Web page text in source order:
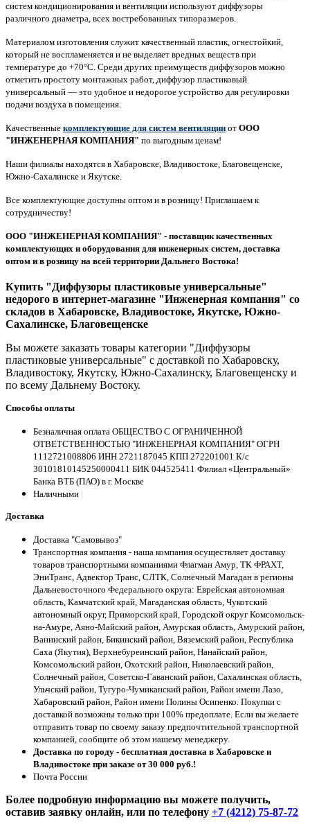
систем кондиционирования и вентиляции используют диффузоры
различного диаметра, всех востребованных типоразмеров.
Материалом изготовления служит качественный пластик, огнестойкий,
который не воспламеняется и не выделяет вредных веществ при
температуре до +70°С. Среди других преимуществ диффузоров можно
отметить простоту монтажных работ, диффузор пластиковый
универсальный — это удобное и недорогое устройство для регулировки
подачи воздуха в помещения.
Качественные комплектующие для систем вентиляции от ООО
"ИНЖЕНЕРНАЯ КОМПАНИЯ" по выгодным ценам!
Наши филиалы находятся в Хабаровске, Владивостоке, Благовещенске,
Южно-Сахалинске и Якутске.
Все комплектующие доступны оптом и в розницу! Приглашаем к
сотрудничеству!
ООО "ИНЖЕНЕРНАЯ КОМПАНИЯ" - поставщик качественных
комплектующих и оборудования для инженерных систем, доставка
оптом и в розницу на всей территории Дальнего Востока!
Купить "Диффузоры пластиковые универсальные"
недорого в интернет-магазине "Инженерная компания" со
складов в Хабаровске, Владивостоке, Якутске, Южно-
Сахалинске, Благовещенске
Вы можете заказать товары категории "Диффузоры
пластиковые универсальные" с доставкой по Хабаровску,
Владивостоку, Якутску, Южно-Сахалинску, Благовещенску и
по всему Дальнему Востоку.
Способы оплаты
Безналичная оплата ОБЩЕСТВО С ОГРАНИЧЕННОЙ
ОТВЕТСТВЕННОСТЬЮ "ИНЖЕНЕРНАЯ КОМПАНИЯ" ОГРН
1112721008806 ИНН 2721187045 КПП 272201001 К/с
30101810145250000411 БИК 044525411 Филиал «Центральный»
Банка ВТБ (ПАО) в г. Москве
Наличными
Доставка
Доставка "Самовывоз"
Транспортная компания - наша компания осуществляет доставку
товаров транспортными компаниями Флагман Амур, ТК ФРАХТ,
ЭниТранс, Адвектор Транс, СЛТК, Солнечный Магадан в регионы
Дальневосточного Федерального округа: Еврейская автономная
область, Камчатский край, Магаданская область, Чукотский
автономный округ, Приморский край, Городской округ Комсомольск-
на-Амуре, Аяно-Майский район, Амурская область, Амурский район,
Ванинский район, Бикинский район, Вяземский район, Республика
Саха (Якутия), Верхнебуреинский район, Нанайский район,
Комсомольский район, Охотский район, Николаевский район,
Солнечный район, Советско-Гаванский район, Сахалинская область,
Ульчский район, Тугуро-Чумиканский район, Район имени Лазо,
Хабаровский район, Район имени Полины Осипенко. Покупки с
доставкой возможны только при 100% предоплате. Если вы желаете
отправить товар по своему заказу предпочтительной транспортной
компанией, сообщите об этом нашему менеджеру.
Доставка по городу - бесплатная доставка в Хабаровске и
Владивостоке при заказе от 30 000 руб.!
Почта России
Более подробную информацию вы можете получить,
оставив заявку онлайн, или по телефону +7 (4212) 75-87-72